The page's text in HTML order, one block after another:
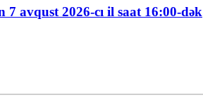
7 avqust 2026-cı il saat 16:00-dək